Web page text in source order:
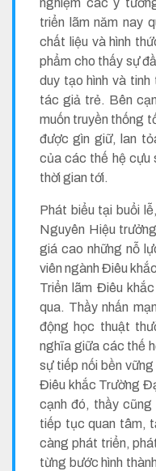
nghiệm các ý
triển lãm năm nay
chất liệu và hình
phẩm cho thấy sự
duy tạo hình và
tác giả trẻ. Bên
muốn truyền thống
được gìn giữ, lan
của các thế hệ cựu
thời gian tới.
Phát biểu tại buổi
Nguyên Hiệu
giá cao những nỗ
viên ngành Điêu
Triển lãm Điêu
qua. Thầy nhấn
động học thuật
nghĩa giữa các thế
sự tiếp nối bền
Điêu khắc Trường
cạnh đó, thầy
tiếp tục quan tâm,
càng phát triển,
từng bước hình